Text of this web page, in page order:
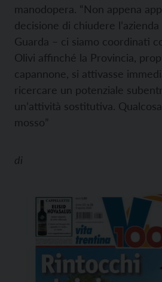
manodopera. “Non appena
decisione di chiudere
Guarda – ci siamo coordinati
Olivi affinché la Provincia,
capannone, si attivasse
ricercare un potenziale
un’attività sostitutiva.
mosso”
di